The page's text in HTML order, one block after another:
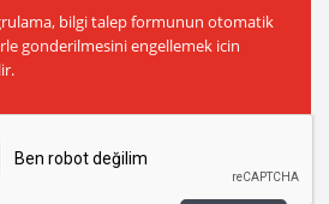
bilgi talep formunun otomatik
gonderilmesini engellemek icin